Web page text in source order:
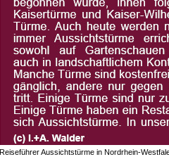
Reiseführer Aussichtstürme in Nordrhein-